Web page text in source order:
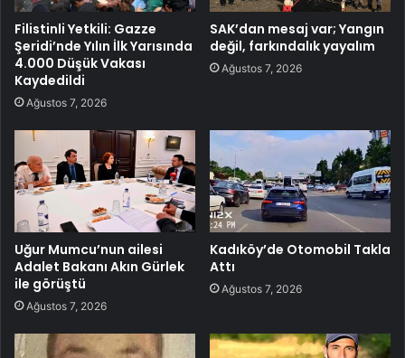
Filistinli Yetkili: Gazze
Şeridi’nde Yılın İlk Yarısında
4.000 Düşük Vakası
Kaydedildi
Ağustos 7, 2026
SAK’dan mesaj var; Yangın
değil, farkındalık yayalım
Ağustos 7, 2026
Uğur Mumcu’nun ailesi
Adalet Bakanı Akın Gürlek
ile görüştü
Ağustos 7, 2026
Kadıköy’de Otomobil Takla
Attı
Ağustos 7, 2026